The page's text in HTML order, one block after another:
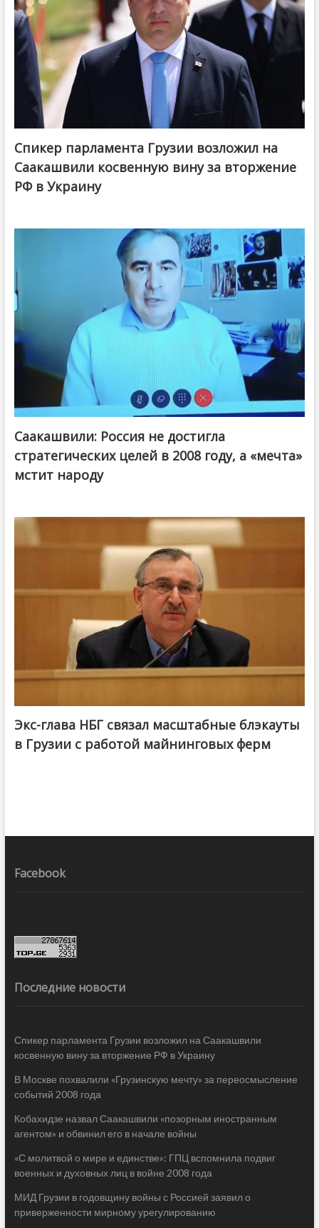
Спикер парламента Грузии возложил на
Саакашвили косвенную вину за вторжение
РФ в Украину
Саакашвили: Россия не достигла
стратегических целей в 2008 году, а «мечта»
мстит народу
Экс-глава НБГ связал масштабные блэкауты
в Грузии с работой майнинговых ферм
Facebook
Последние новости
Спикер парламента Грузии возложил на Саакашвили
косвенную вину за вторжение РФ в Украину
В Москве похвалили «Грузинскую мечту» за переосмысление
событий 2008 года
Кобахидзе назвал Саакашвили «позорным иностранным
агентом» и обвинил его в начале войны
«С молитвой о мире и единстве»: ГПЦ вспомнила подвиг
военных и духовных лиц в войне 2008 года
МИД Грузии в годовщину войны с Россией заявил о
приверженности мирному урегулированию